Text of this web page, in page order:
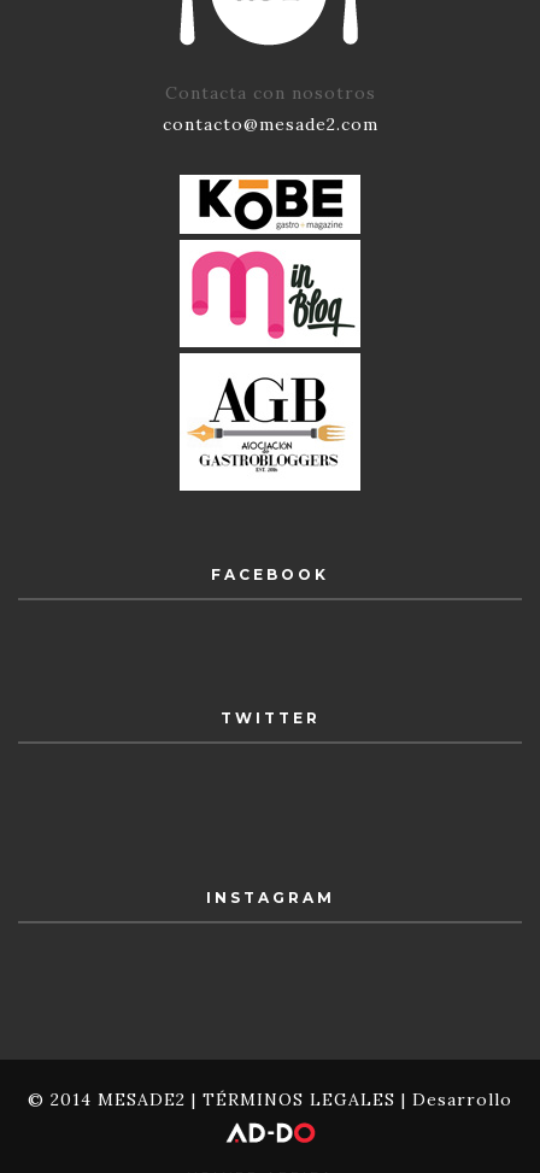
Contacta con nosotros
contacto@mesade2.com
FACEBOOK
TWITTER
INSTAGRAM
© 2014 MESADE2 | TÉRMINOS LEGALES | Desarrollo